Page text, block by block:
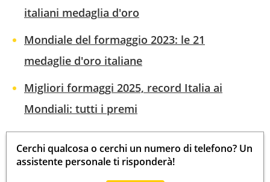
italiani medaglia d'oro
Mondiale del formaggio 2023: le 21
medaglie d'oro italiane
Migliori formaggi 2025, record Italia ai
Mondiali: tutti i premi
Cerchi qualcosa o cerchi un numero di telefono? Un
assistente personale ti risponderà!